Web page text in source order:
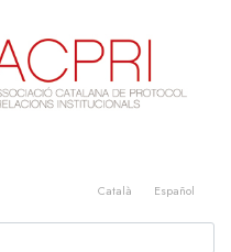
Català Español